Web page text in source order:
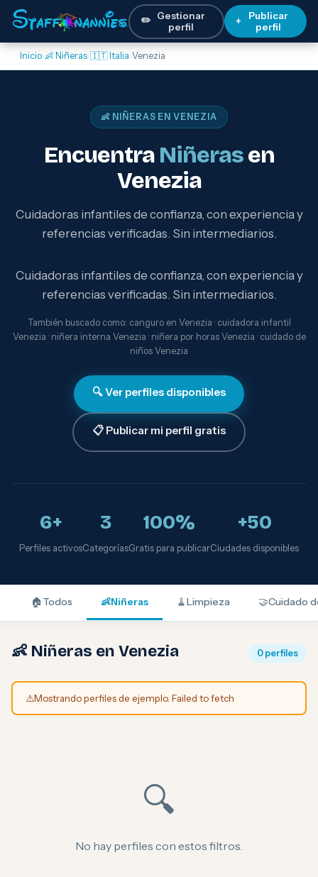
✏️ Gestionar
perfil
+
Publicar
perfil
Inicio›👶 Niñeras›🇮🇹 Italia›Venezia
👶 NIÑERAS EN VENEZIA
Encuentra Niñerasen
Venezia
Cuidadoras infantiles de confianza, con experiencia y
referencias verificadas. Sin intermediarios.
Cuidadoras infantiles de confianza, con experiencia y
referencias verificadas. Sin intermediarios.
También buscado como: canguro en Venezia · cuidadora infantil
Venezia · niñera interna Venezia · niñera por horas Venezia · cuidado de
niños Venezia
🔍 Ver perfiles disponibles
📋 Publicar mi perfil gratis
6+
Perfiles activos
3
Categorías
100%
Gratis para publicar
+50
Ciudades disponibles
🏠 Todos 👶Niñeras 🧹Limpieza 🤝Cuidado
👶 Niñeras en Venezia 0 perfiles
⚠️Mostrando perfiles de ejemplo. Failed to fetch
🔍
No hay perfiles con estos filtros.